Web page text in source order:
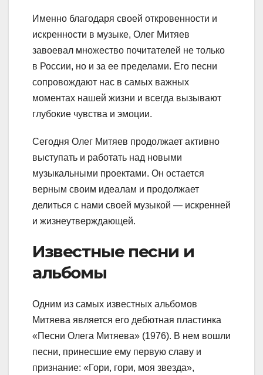
Именно благодаря своей откровенности и
искренности в музыке, Олег Митяев
завоевал множество почитателей не только
в России, но и за ее пределами. Его песни
сопровождают нас в самых важных
моментах нашей жизни и всегда вызывают
глубокие чувства и эмоции.
Сегодня Олег Митяев продолжает активно
выступать и работать над новыми
музыкальными проектами. Он остается
верным своим идеалам и продолжает
делиться с нами своей музыкой — искренней
и жизнеутверждающей.
Известные песни и
альбомы
Одним из самых известных альбомов
Митяева является его дебютная пластинка
«Песни Олега Митяева» (1976). В нем вошли
песни, принесшие ему первую славу и
признание: «Гори, гори, моя звезда»,